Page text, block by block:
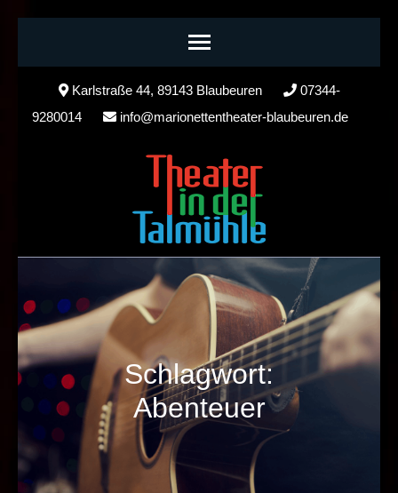
Karlstraße 44, 89143 Blaubeuren
07344-
9280014
info@marionettentheater-blaubeuren.de
Schlagwort:
Abenteuer